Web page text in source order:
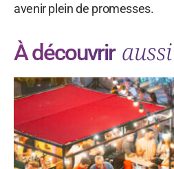
avenir plein de promesses.
À découvrir aussi